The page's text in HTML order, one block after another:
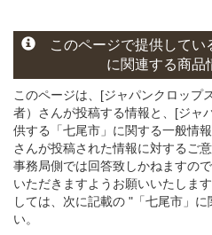
このページで提供してい
に関連する商品
このページは、[ジャパンクロップ
者）さんが投稿する情報と、[ジャ
供する「七尾市」に関する一般情
さんが投稿された情報に対するご
事務局側では回答致しかねますの
いただきますようお願いいたしま
しては、次に記載の "「七尾市」
い。